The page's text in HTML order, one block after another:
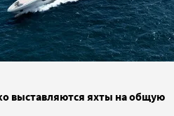
выставляются яхты на общую